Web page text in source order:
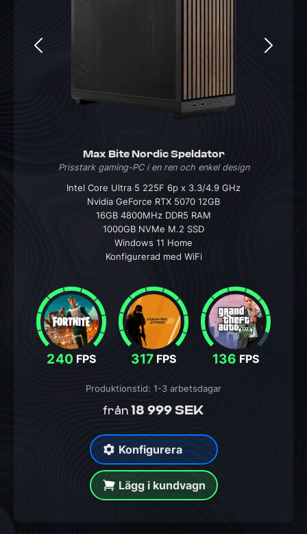
Max Bite Nordic Speldator
Prisstark gaming-PC i en ren och enkel design
Intel Core Ultra 5 225F 6p x 3.3/4.9 GHz
Nvidia GeForce RTX 5070 12GB
16GB 4800MHz DDR5 RAM
1000GB NVMe M.2 SSD
Windows 11 Home
Konfigurerad med WiFi
240 FPS 317 FPS 136 FPS
från 18 999 SEK
Produktionstid: 1-3 arbetsdagar
Konfigurera
Lägg i kundvagn